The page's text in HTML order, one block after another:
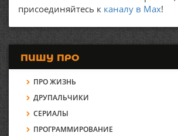
присоединяйтесь к каналу в Max!
ПИШУ ПРО
ПРО ЖИЗНЬ
ДРУПАЛЬЧИКИ
СЕРИАЛЫ
ПРОГРАММИРОВАНИЕ